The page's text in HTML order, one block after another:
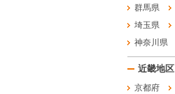
群馬県
埼玉県
神奈川県
近畿地区
京都府